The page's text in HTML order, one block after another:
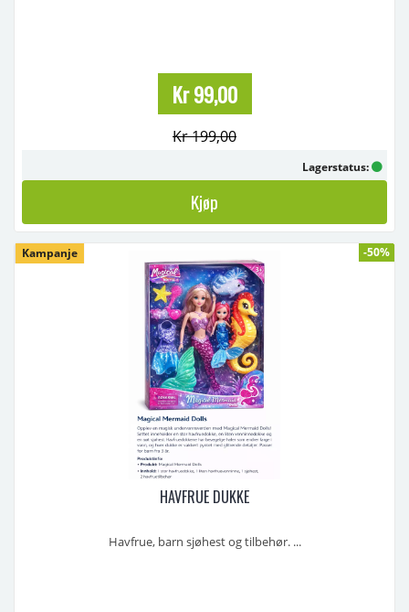
Kr 99,00
Kr 199,00
Lagerstatus:
Kjøp
Kampanje -50%
HAVFRUE DUKKE
Havfrue, barn sjøhest og tilbehør. ...